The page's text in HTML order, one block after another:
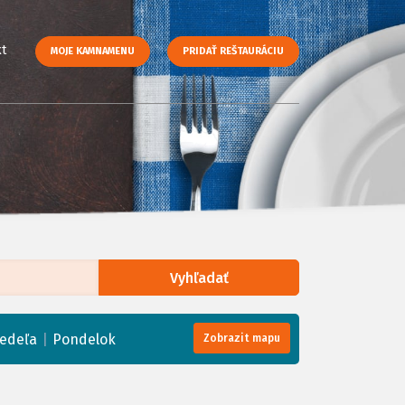
MOJE KAMNAMENU PRIDAŤ REŠTAURÁCIU
Vyhľadať
Pondelok Zobrazit mapu